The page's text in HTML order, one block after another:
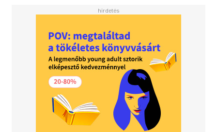
jelenleg az egyetlen, szemléletében is korszerű, átfogó
összefoglalás arról a jelentős értékről, amellyel ez az
ország története első felében hozzájárult Európa
egyetemes kultúrájához. A kép, amely az olvasó elé tárul,
rendkívül sokszínű és sajátos. Jellemző arra a földrajzi és
társadalmi helyzetre, amelyben az Árpádok, az Anjouk,
Luxemburgi Zsigmond és utódai, különösen Hunyadi
Mátyás kormányozták a királyságot. A tanulmányokat és
műleírásokat tartalmazó könyv 25 hazai és külföldi
kutató összefogásával, nemzetközi szerkesztőgárda